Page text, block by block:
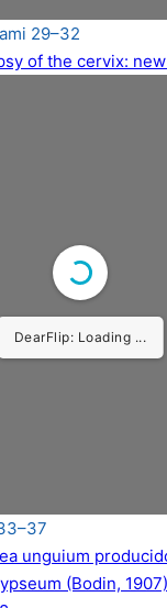
29–32
of the cervix:
DearFlip: Loading ...
unguium
(Bodin,